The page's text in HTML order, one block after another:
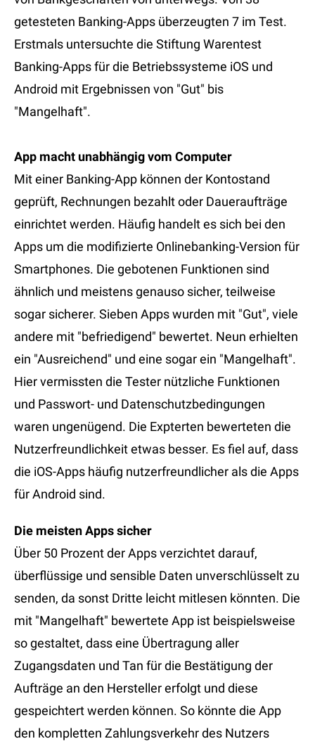
getesteten Banking-Apps überzeugten 7 im Test.
Erstmals untersuchte die Stiftung Warentest
Banking-Apps für die Betriebssysteme iOS und
Android mit Ergebnissen von "Gut" bis
"Mangelhaft".
App macht unabhängig vom Computer
Mit einer Banking-App können der Kontostand
geprüft, Rechnungen bezahlt oder Daueraufträge
einrichtet werden. Häufig handelt es sich bei den
Apps um die modifizierte Onlinebanking-Version für
Smartphones. Die gebotenen Funktionen sind
ähnlich und meistens genauso sicher, teilweise
sogar sicherer. Sieben Apps wurden mit "Gut", viele
andere mit "befriedigend" bewertet. Neun erhielten
ein "Ausreichend" und eine sogar ein "Mangelhaft".
Hier vermissten die Tester nützliche Funktionen
und Passwort- und Datenschutzbedingungen
waren ungenügend. Die Expterten bewerteten die
Nutzerfreundlichkeit etwas besser. Es fiel auf, dass
die iOS-Apps häufig nutzerfreundlicher als die Apps
für Android sind.
Die meisten Apps sicher
Über 50 Prozent der Apps verzichtet darauf,
überflüssige und sensible Daten unverschlüsselt zu
senden, da sonst Dritte leicht mitlesen könnten. Die
mit "Mangelhaft" bewertete App ist beispielsweise
so gestaltet, dass eine Übertragung aller
Zugangsdaten und Tan für die Bestätigung der
Aufträge an den Hersteller erfolgt und diese
gespeichtert werden können. So könnte die App
den kompletten Zahlungsverkehr des Nutzers